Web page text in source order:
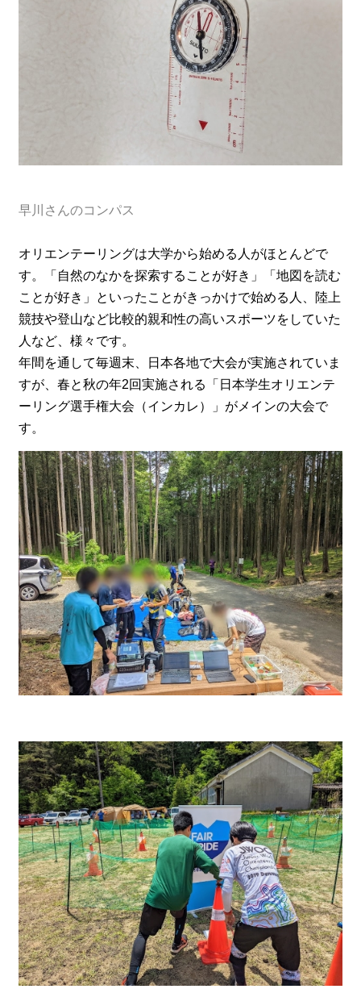
早川さんのコンパス
オリエンテーリングは大学から始める人がほとんどで
す。「自然のなかを探索することが好き」「地図を読む
ことが好き」といったことがきっかけで始める人、陸上
競技や登山など比較的親和性の高いスポーツをしていた
人など、様々です。
年間を通して毎週末、日本各地で大会が実施されていま
すが、春と秋の年2回実施される「日本学生オリエンテ
ーリング選手権大会（インカレ）」がメインの大会で
す。